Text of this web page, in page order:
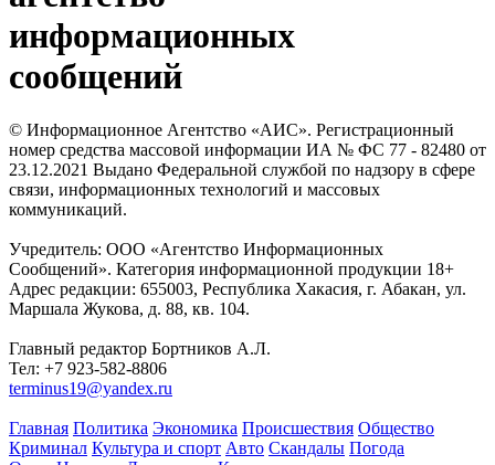
информационных
сообщений
© Информационное Агентство «АИС». Регистрационный
номер средства массовой информации ИА № ФС 77 - 82480 от
23.12.2021 Выдано Федеральной службой по надзору в сфере
связи, информационных технологий и массовых
коммуникаций.
Учредитель: ООО «Агентство Информационных
Сообщений». Категория информационной продукции 18+
Адрес редакции: 655003, Республика Хакасия, г. Абакан, ул.
Маршала Жукова, д. 88, кв. 104.
Главный редактор Бортников А.Л.
Тел: +7 923-582-8806
terminus19@yandex.ru
Главная Политика Экономика Происшествия Общество
Криминал Культура и спорт Авто Скандалы Погода